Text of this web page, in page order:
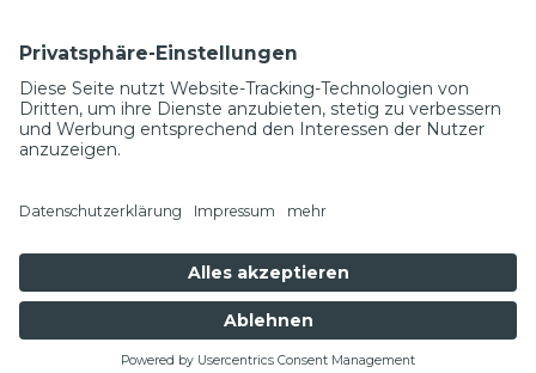
NEWSLETTER
Kontakt
Glossar